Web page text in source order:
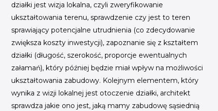
działki jest wizja lokalna, czyli zweryfikowanie
ukształtowania terenu, sprawdzenie czy jest to teren
sprawiający potencjalne utrudnienia (co zdecydowanie
zwiększa koszty inwestycji), zapoznanie się z kształtem
działki (długość, szerokość, proporcje ewentualnych
załamań), który później będzie miał wpływ na możliwości
ukształtowania zabudowy. Kolejnym elementem, który
wynika z wizji lokalnej jest otoczenie działki, architekt
sprawdza jakie ono jest, jaką mamy zabudowę sąsiednią